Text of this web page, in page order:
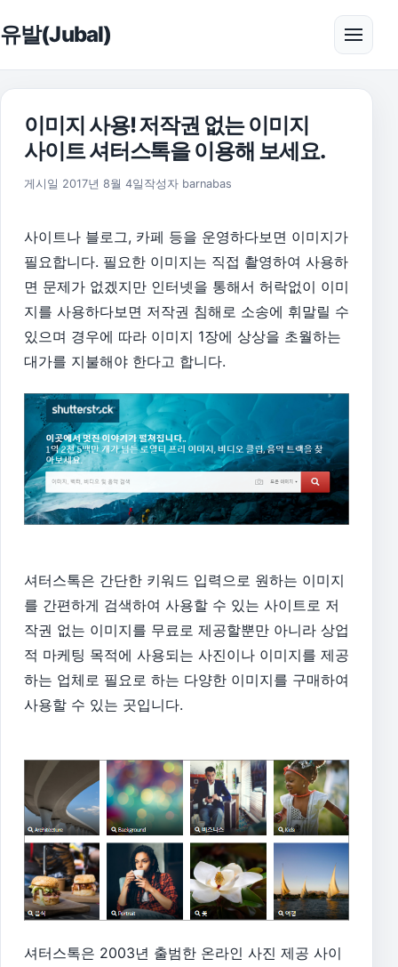
유발(Jubal) 메뉴
이미지 사용! 저작권 없는 이미지
사이트 셔터스톡을 이용해 보세요.
게시일 2017년 8월 4일 2017년 8월 4일
작성자 barnabas
사이트나 블로그, 카페 등을 운영하다보면 이미지가
필요합니다. 필요한 이미지는 직접 촬영하여 사용하
면 문제가 없겠지만 인터넷을 통해서 허락없이 이미
지를 사용하다보면 저작권 침해로 소송에 휘말릴 수
있으며 경우에 따라 이미지 1장에 상상을 초월하는
대가를 지불해야 한다고 합니다.
셔터스톡은 간단한 키워드 입력으로 원하는 이미지
를 간편하게 검색하여 사용할 수 있는 사이트로 저
작권 없는 이미지를 무료로 제공할뿐만 아니라 상업
적 마케팅 목적에 사용되는 사진이나 이미지를 제공
하는 업체로 필요로 하는 다양한 이미지를 구매하여
사용할 수 있는 곳입니다.
셔터스톡은 2003년 출범한 온라인 사진 제공 사이